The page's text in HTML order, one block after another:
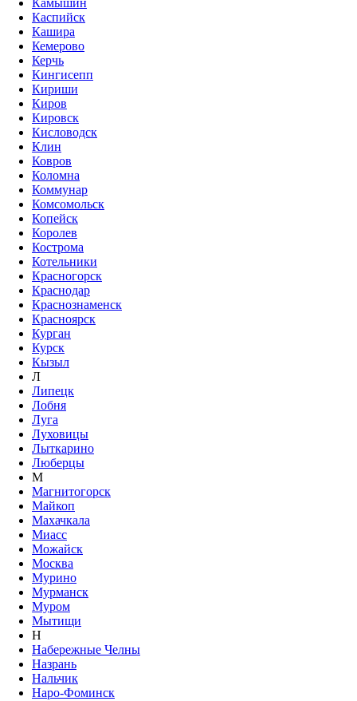
Камышин
Каспийск
Кашира
Кемерово
Керчь
Кингисепп
Кириши
Киров
Кировск
Кисловодск
Клин
Ковров
Коломна
Коммунар
Комсомольск
Копейск
Королев
Кострома
Котельники
Красногорск
Краснодар
Краснознаменск
Красноярск
Курган
Курск
Кызыл
Л
Липецк
Лобня
Луга
Луховицы
Лыткарино
Люберцы
М
Магнитогорск
Майкоп
Махачкала
Миасс
Можайск
Москва
Мурино
Мурманск
Муром
Мытищи
Н
Набережные Челны
Назрань
Нальчик
Наро-Фоминск